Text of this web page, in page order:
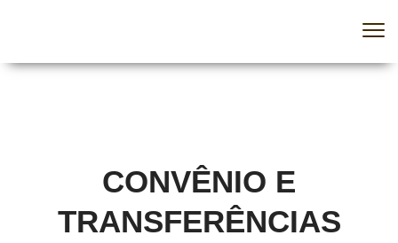
CONVÊNIO E
TRANSFERÊNCIAS